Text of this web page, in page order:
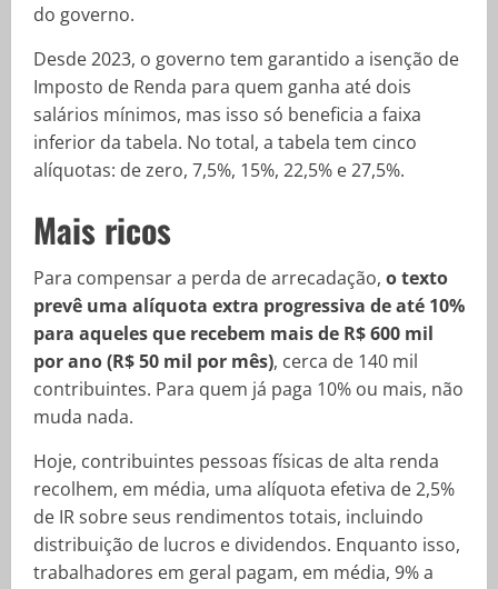
do governo.
Desde 2023, o governo tem garantido a isenção de
Imposto de Renda para quem ganha até dois
salários mínimos, mas isso só beneficia a faixa
inferior da tabela. No total, a tabela tem cinco
alíquotas: de zero, 7,5%, 15%, 22,5% e 27,5%.
Mais ricos
Para compensar a perda de arrecadação, o texto
prevê uma alíquota extra progressiva de até 10%
para aqueles que recebem mais de R$ 600 mil
por ano (R$ 50 mil por mês), cerca de 140 mil
contribuintes. Para quem já paga 10% ou mais, não
muda nada.
Hoje, contribuintes pessoas físicas de alta renda
recolhem, em média, uma alíquota efetiva de 2,5%
de IR sobre seus rendimentos totais, incluindo
distribuição de lucros e dividendos. Enquanto isso,
trabalhadores em geral pagam, em média, 9% a